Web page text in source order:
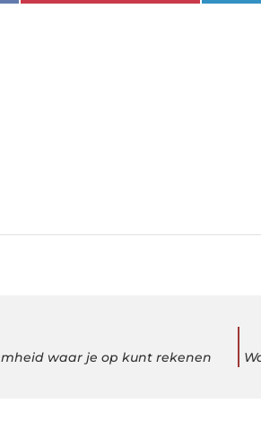
waar je op kunt rekenen